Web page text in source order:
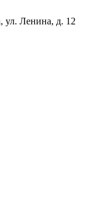
ул. Ленина, д. 12